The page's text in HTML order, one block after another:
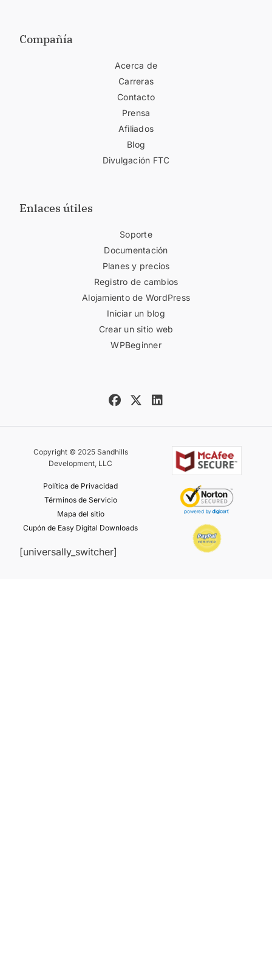
Compañía
Acerca de
Carreras
Contacto
Prensa
Afiliados
Blog
Divulgación FTC
Enlaces útiles
Soporte
Documentación
Planes y precios
Registro de cambios
Alojamiento de WordPress
Iniciar un blog
Crear un sitio web
WPBeginner
Copyright © 2025 Sandhills
Development, LLC
Política de Privacidad
Términos de Servicio
Mapa del sitio
Cupón de Easy Digital Downloads
[universally_switcher]